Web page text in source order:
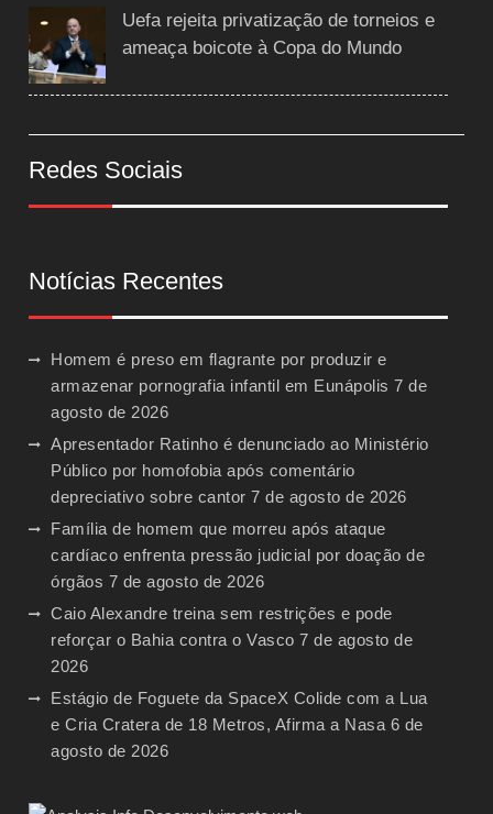
Uefa rejeita privatização de torneios e
ameaça boicote à Copa do Mundo
Redes Sociais
Notícias Recentes
Homem é preso em flagrante por produzir e
armazenar pornografia infantil em Eunápolis 7 de
agosto de 2026
Apresentador Ratinho é denunciado ao Ministério
Público por homofobia após comentário
depreciativo sobre cantor 7 de agosto de 2026
Família de homem que morreu após ataque
cardíaco enfrenta pressão judicial por doação de
órgãos 7 de agosto de 2026
Caio Alexandre treina sem restrições e pode
reforçar o Bahia contra o Vasco 7 de agosto de
2026
Estágio de Foguete da SpaceX Colide com a Lua
e Cria Cratera de 18 Metros, Afirma a Nasa 6 de
agosto de 2026